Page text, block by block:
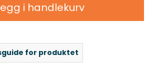
i handlekurv
for produktet